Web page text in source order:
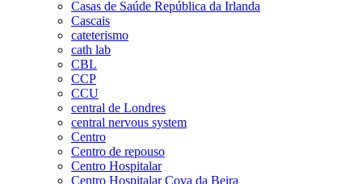
Casas de Saúde República da Irlanda
Cascais
cateterismo
cath lab
CBL
CCP
CCU
central de Londres
central nervous system
Centro
Centro de repouso
Centro Hospitalar
Centro Hospitalar Cova da Beira